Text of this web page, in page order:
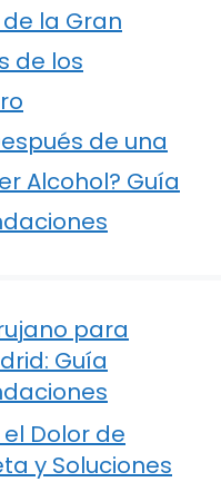
la Gran
de los
de una
Alcohol? Guía
para
Guía
Dolor de
y Soluciones